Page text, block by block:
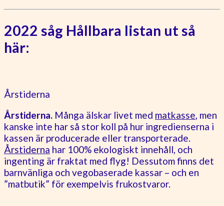
2022 såg Hållbara listan ut så
här:
Årstiderna
Årstiderna. Många älskar livet med matkasse, men
kanske inte har så stor koll på hur ingredienserna i
kassen är producerade eller transporterade.
Årstiderna har 100% ekologiskt innehåll, och
ingenting är fraktat med flyg! Dessutom finns det
barnvänliga och vegobaserade kassar – och en
”matbutik” för exempelvis frukostvaror.